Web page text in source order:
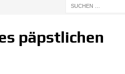
päpstlichen